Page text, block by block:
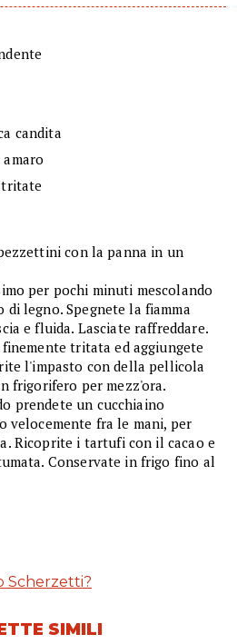
candita
tritate
con la panna in un
per pochi minuti mescolando
di legno. Spegnete la fiamma
e fluida. Lasciate raffreddare.
tritata ed aggiungete
l'impasto con della pellicola
frigorifero per mezz'ora.
prendete un cucchiaino
fra le mani, per
Ricoprite i tartufi con il cacao e
Conservate in frigo fino al
Scherzetti?
SIMILI